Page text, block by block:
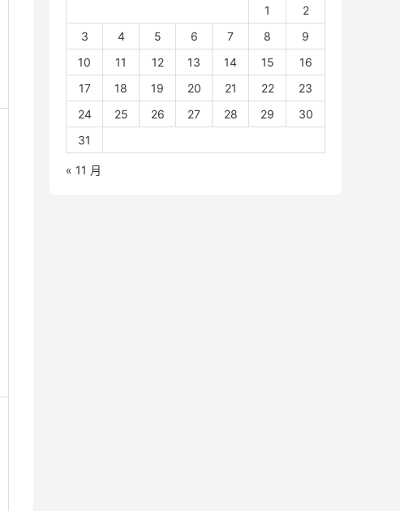
1
2
3
4 5 6 7 8
9
10
11 12 13 14 15
16
17
18 19 20 21 22
23
24
25 26 27 28 29
30
31
« 11 月